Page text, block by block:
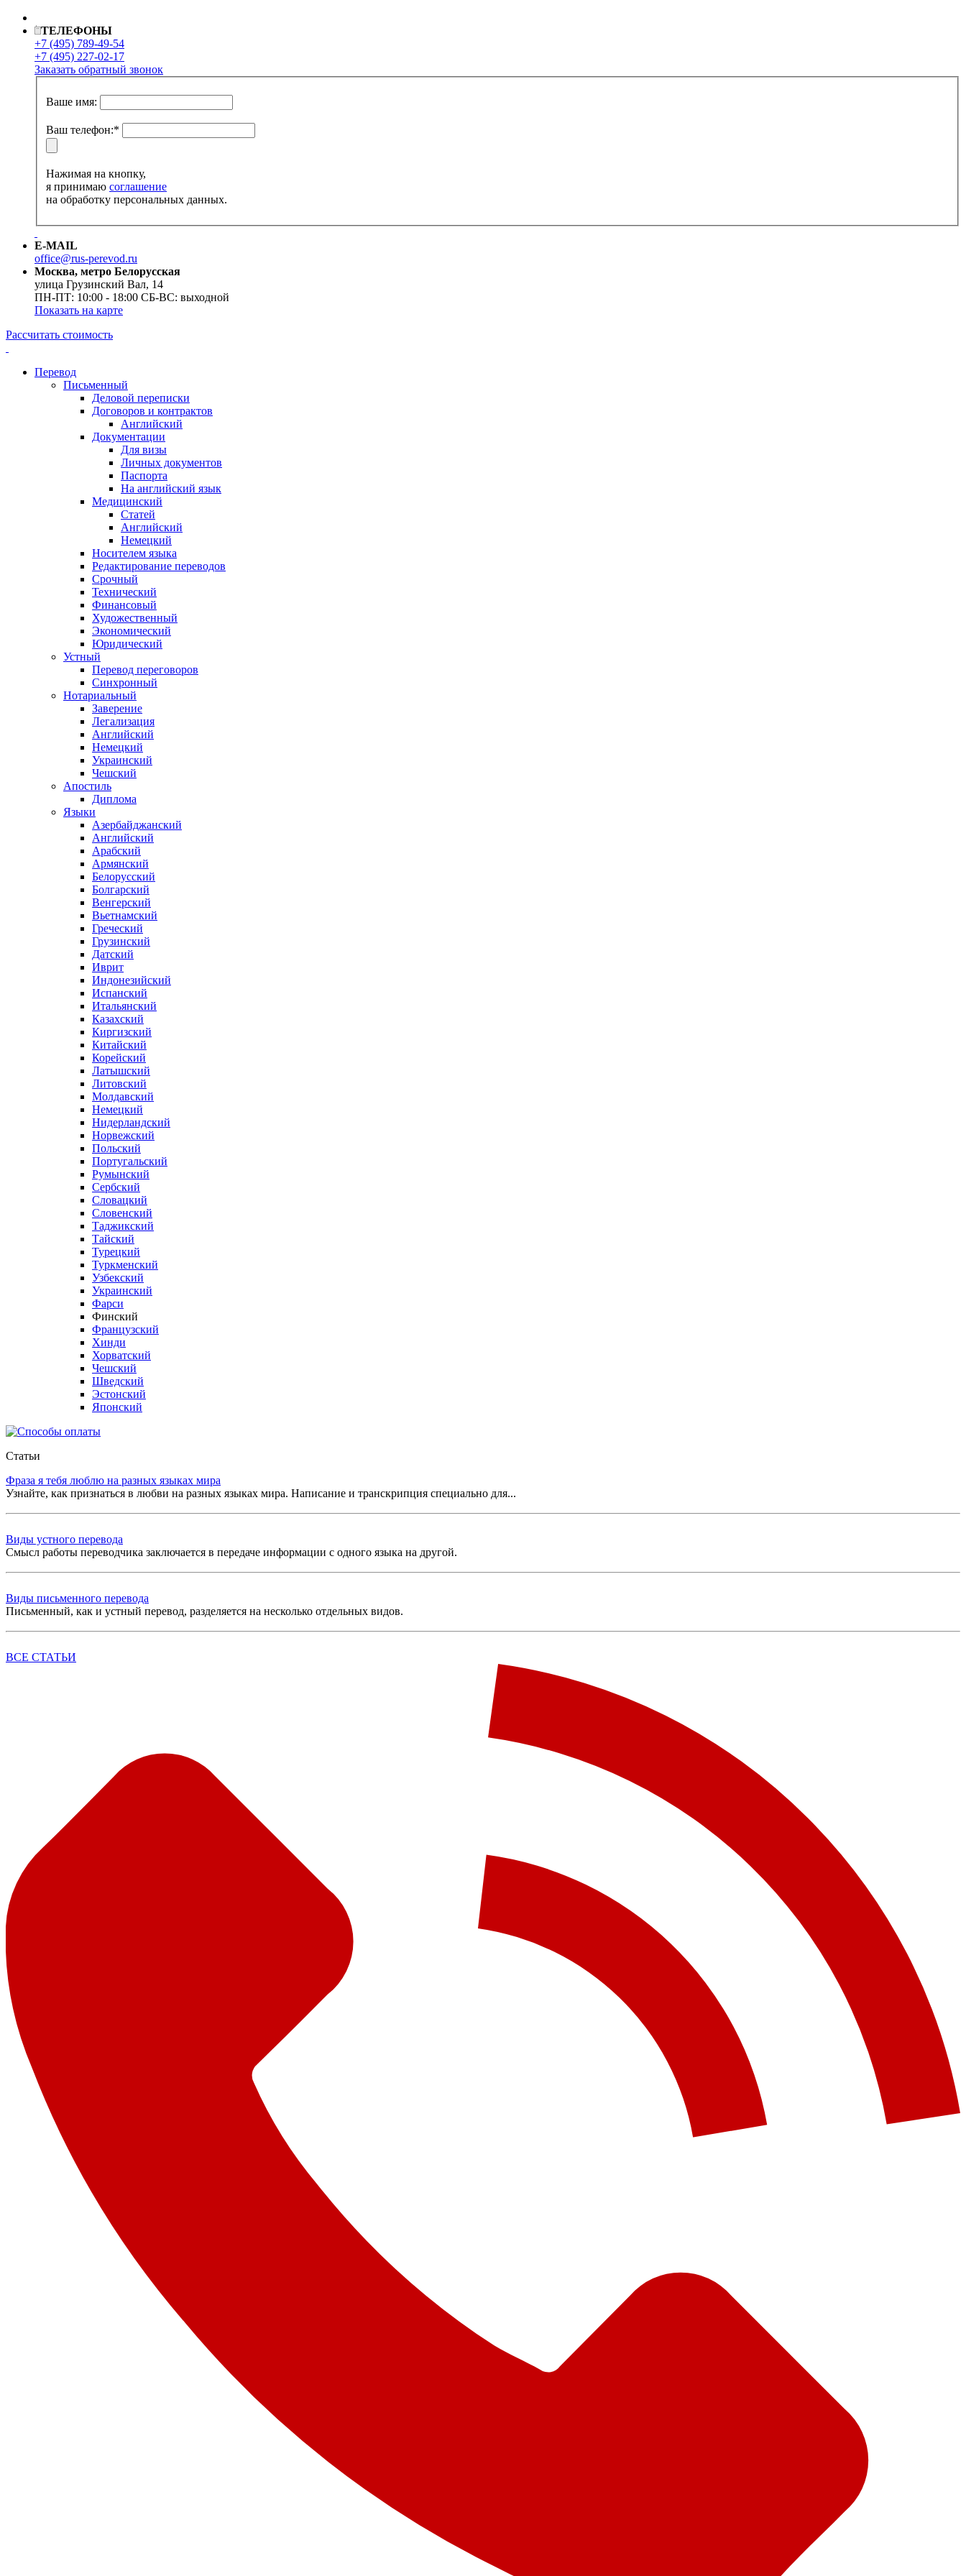
ТЕЛЕФОНЫ
+7 (495) 789-49-54
+7 (495) 227-02-17
Заказать обратный звонок
Ваше имя:
Ваш телефон:*
Нажимая на кнопку,
я принимаю соглашение
на обработку персональных данных.
E-MAIL
office@rus-perevod.ru
Москва, метро Белорусская
улица Грузинский Вал, 14
ПН-ПТ: 10:00 - 18:00 СБ-ВС: выходной
Показать на карте
Рассчитать стоимость
Перевод
Письменный
Деловой переписки
Договоров и контрактов
Английский
Документации
Для визы
Личных документов
Паспорта
На английский язык
Медицинский
Статей
Английский
Немецкий
Носителем языка
Редактирование переводов
Срочный
Технический
Финансовый
Художественный
Экономический
Юридический
Устный
Перевод переговоров
Синхронный
Нотариальный
Заверение
Легализация
Английский
Немецкий
Украинский
Чешский
Апостиль
Диплома
Языки
Азербайджанский
Английский
Арабский
Армянский
Белорусский
Болгарский
Венгерский
Вьетнамский
Греческий
Грузинский
Датский
Иврит
Индонезийский
Испанский
Итальянский
Казахский
Киргизский
Китайский
Корейский
Латышский
Литовский
Молдавский
Немецкий
Нидерландский
Норвежский
Польский
Португальский
Румынский
Сербский
Словацкий
Словенский
Таджикский
Тайский
Турецкий
Туркменский
Узбекский
Украинский
Фарси
Финский
Французский
Хинди
Хорватский
Чешский
Шведский
Эстонский
Японский
Статьи
Фраза я тебя люблю на разных языках мира
Узнайте, как признаться в любви на разных языках мира. Написание и транскрипция специально для...
Виды устного перевода
Смысл работы переводчика заключается в передаче информации с одного языка на другой.
Виды письменного перевода
Письменный, как и устный перевод, разделяется на несколько отдельных видов.
ВСЕ СТАТЬИ